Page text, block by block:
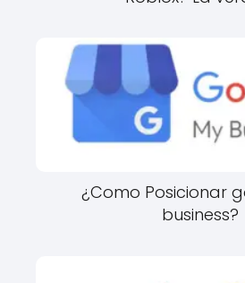
¿Como Posicionar
business?